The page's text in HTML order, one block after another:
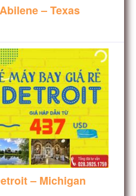
– Texas
– Michigan